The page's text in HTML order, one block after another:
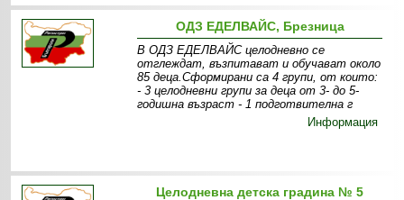
ОДЗ ЕДЕЛВАЙС, Брезница
В ОДЗ ЕДЕЛВАЙС целодневно се
отглеждат, възпитават и обучават около
85 деца.Сформирани са 4 групи, от които:
- 3 целодневни групи за деца от 3- до 5-
годишна възраст - 1 подготвителна г
Информация
Целодневна детска градина № 5